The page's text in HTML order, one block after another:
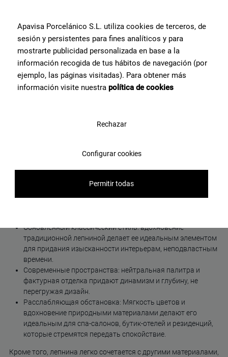
Посмотреть прокт
Универсальность для проектов
различных жилых и коммерческих интерьерах. Ее
Обновленный классический стиль: вдохновение
традиционной лепниной делает ее идеальным элементом
для придания изысканности интерьерам, неподвластным
времени.
Современные пространства: нейтральная палитра и
фактурная отделка придают динамизм и глубину, не
перегружая дизайн.
Расслабляющая обстановка: Мягкость цветов и
вдохновение природными материалами делают его
идеальным для спа-салонов, бутик-отелей и резиденций,
которые стремятся передать спокойствие.
Кроме того, лепнина легко сочетается с другими материалами,
Apavisa Porcelánico S.L. utiliza cookies de terceros, de
sesión y persistentes para fines analíticos y para
mostrarte publicidad personalizada en base a la
información recogida de tus hábitos de navegación (por
ejemplo, las páginas visitadas). Para obtener más
información visite nuestra política de cookies
Rechazar
Configurar cookies
Permitir todas